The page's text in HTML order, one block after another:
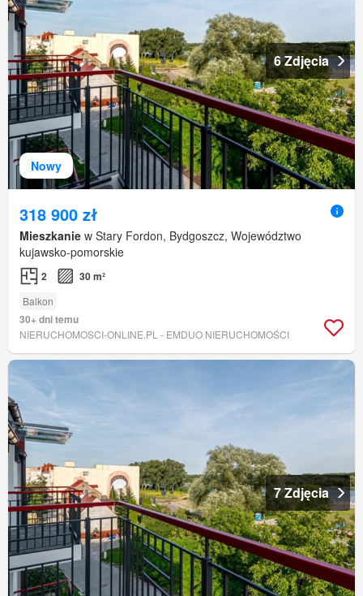
Nowy
6 Zdjęcia
318 900 zł
Mieszkanie w Stary Fordon, Bydgoszcz, Województwo
kujawsko-pomorskie
2 30 m²
Balkon
30+ dni temu
NIERUCHOMOSCI-ONLINE.PL - EMDUO NIERUCHOMOŚCI
7 Zdjęcia